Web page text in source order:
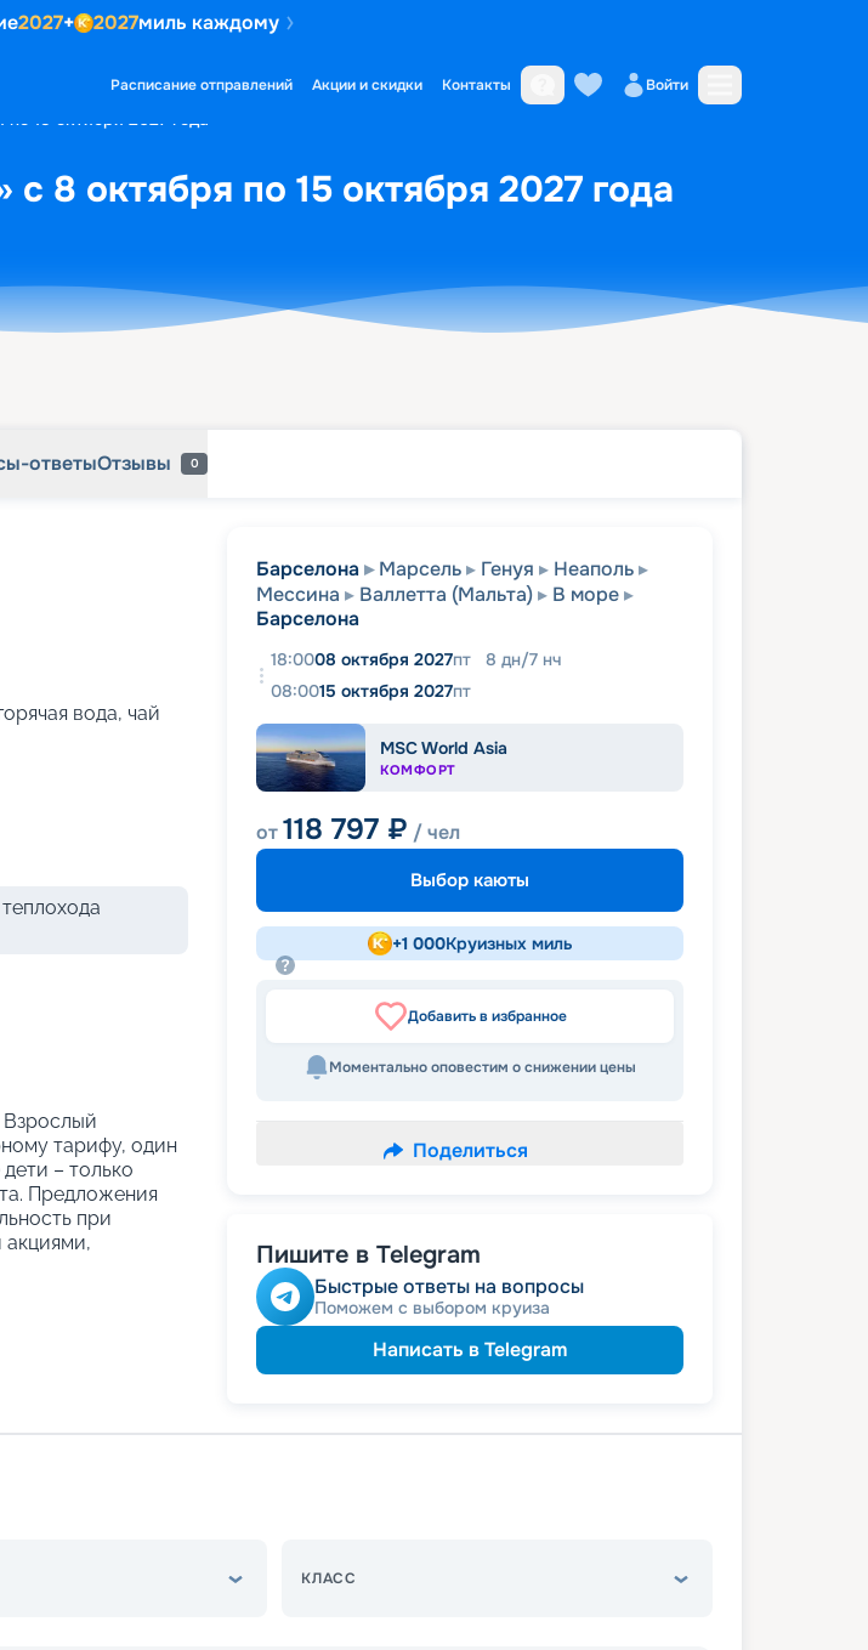
2027+ 2027миль каждому
Расписание отправлений Акции и скидки Контакты Войти
15 октября 2027 года
8 октября по 15 октября 2027 года
ответыОтзывы 0
вода, чай
Взрослый
тарифу, один
– только
Предложения
при
акциями,
Барселона Марсель Генуя
Неаполь
Мессина
Валлетта (Мальта)
В море
Барселона
18:0008 октября 2027пт 8 дн/7 нч
08:0015 октября 2027пт
MSC World Asia
КОМФОРТ
от118 797 ₽ / чел
Выбор каюты
+1 000Круизных миль
Добавить в избранное
Моментально оповестим о снижении цены
Поделиться
Пишите в Telegram
Быстрые ответы на вопросы
Поможем с выбором круиза
Написать в Telegram
КЛАСС